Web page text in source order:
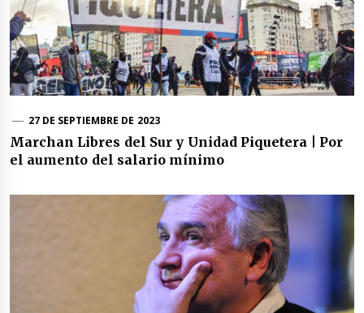
27 DE SEPTIEMBRE DE 2023
Marchan Libres del Sur y Unidad Piquetera | Por
el aumento del salario mínimo